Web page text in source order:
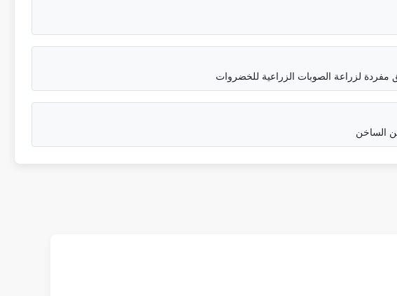
مفردة لزراعة الصوبات الزراعية للخضروات
الساخن